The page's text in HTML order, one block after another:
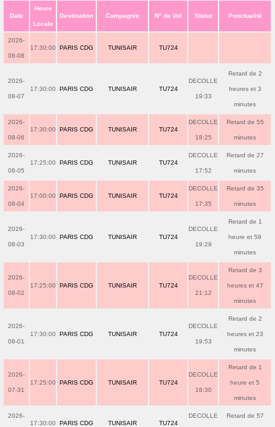
Date
Heure
Locale
Destination Compagnie N° de Vol Statut Ponctualité
2026-
08-08
17:30:00 PARIS CDG TUNISAIR TU724
2026-
08-07
17:30:00 PARIS CDG TUNISAIR TU724
DECOLLE
19:33
Retard de 2
heures et 3
minutes
2026-
08-06
17:30:00 PARIS CDG TUNISAIR TU724
DECOLLE
18:25
Retard de 55
minutes
2026-
08-05
17:25:00 PARIS CDG TUNISAIR TU724
DECOLLE
17:52
Retard de 27
minutes
2026-
08-04
17:00:00 PARIS CDG TUNISAIR TU724
DECOLLE
17:35
Retard de 35
minutes
2026-
08-03
17:30:00 PARIS CDG TUNISAIR TU724
DECOLLE
19:29
Retard de 1
heure et 59
minutes
2026-
08-02
17:25:00 PARIS CDG TUNISAIR TU724
DECOLLE
21:12
Retard de 3
heures et 47
minutes
2026-
08-01
17:30:00 PARIS CDG TUNISAIR TU724
DECOLLE
19:53
Retard de 2
heures et 23
minutes
2026-
07-31
17:25:00 PARIS CDG TUNISAIR TU724
DECOLLE
18:30
Retard de 1
heure et 5
minutes
2026-
17:30:00 PARIS CDG TUNISAIR TU724
DECOLLE Retard de 57